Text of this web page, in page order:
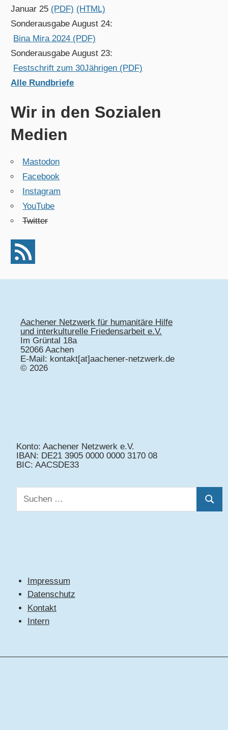
Januar 25 (PDF) (HTML)
Sonderausgabe August 24:
Bina Mira 2024 (PDF)
Sonderausgabe August 23:
Festschrift zum 30Jährigen (PDF)
Alle Rundbriefe
Wir in den Sozialen
Medien
Mastodon
Facebook
Instagram
YouTube
Twitter
Aachener Netzwerk für humanitäre Hilfe
und interkulturelle Friedensarbeit e.V.
Im Grüntal 18a
52066 Aachen
E-Mail: kontakt[at]aachener-netzwerk.de
© 2026
Konto: Aachener Netzwerk e.V.
IBAN: DE21 3905 0000 0000 3170 08
BIC: AACSDE33
Suchen
nach:
Impressum
Datenschutz
Kontakt
Intern